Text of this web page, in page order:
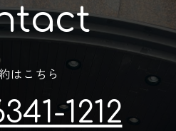
はこちら
1212